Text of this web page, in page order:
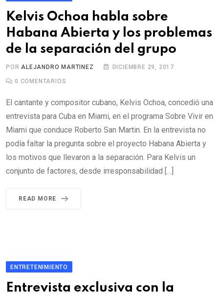
Kelvis Ochoa habla sobre
Habana Abierta y los problemas
de la separación del grupo
PORALEJANDRO MARTINEZ DICIEMBRE 29, 2017
0 COMENTARIOS
El cantante y compositor cubano, Kelvis Ochoa, concedió una
entrevista para Cuba en Miami, en el programa Sobre Vivir en
Miami que conduce Roberto San Martin. En la entrevista no
podía faltar la pregunta sobre el proyecto Habana Abierta y
los motivos que llevaron a la separación. Para Kelvis un
conjunto de factores, desde irresponsabilidad […]
READ MORE
ENTRETENIMIENTO
Entrevista exclusiva con la